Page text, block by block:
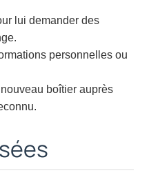
lui demander des
personnelles ou
boîtier auprès